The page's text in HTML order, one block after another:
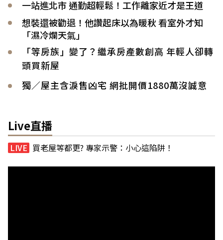
一站進北市 通勤超輕鬆！工作離家近才是王道
想裝還被勸退！他讚起床以為暖秋 看室外才知
「濕冷爛天氣」
「等房族」變了？繼承房產數創高 年輕人卻轉
頭買新屋
獨／屋主含淚售凶宅 網批開價1880萬沒誠意
Live直播
買老屋等都更? 專家示警：小心這陷阱！